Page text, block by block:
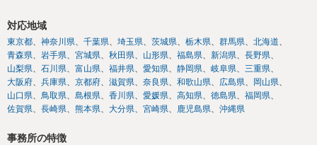
対応地域
東京都 神奈川県 千葉県 埼玉県 茨城県 栃木県 群馬県
北海道
青森県
岩手県 宮城県 秋田県 山形県 福島県 新潟県
長野県
山梨県
石川県 富山県 福井県 愛知県 静岡県 岐阜県
三重県
大阪府
兵庫県 京都府 滋賀県 奈良県 和歌山県 広島県
岡山県
山口県
鳥取県 島根県 香川県 愛媛県 高知県 徳島県
福岡県
佐賀県
長崎県 熊本県 大分県 宮崎県 鹿児島県 沖縄県
事務所の特徴